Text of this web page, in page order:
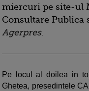
miercuri pe site-ul
Consultare Publica
Agerpres.
Pe locul al doilea in
Ghetea, presedintele